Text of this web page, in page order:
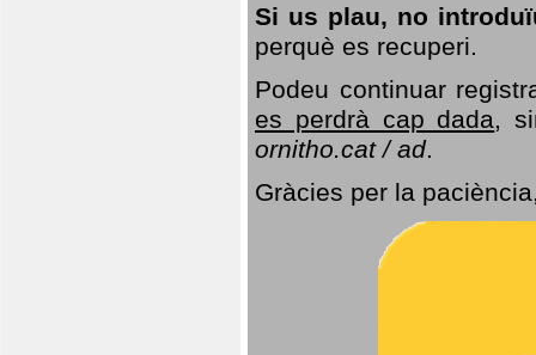
Si us plau, no
perquè es recuperi.
Podeu continuar
es perdrà cap dada,
ornitho.cat / ad.
Gràcies per la